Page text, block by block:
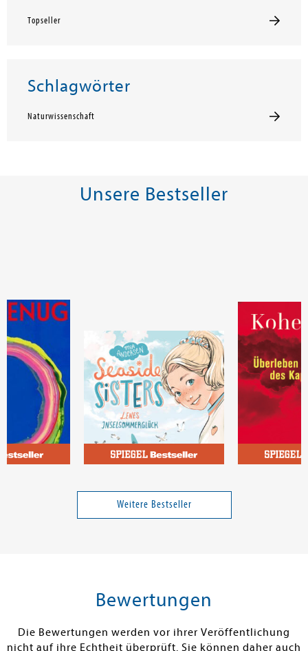
Topseller
Schlagwörter
Naturwissenschaft
Unsere Bestseller
Seaside Sisters 1: Lenes
Inselsommerglück
Warenkorb
Weitere Bestseller
Bewertungen
Die Bewertungen werden vor ihrer Veröffentlichung
nicht auf ihre Echtheit überprüft. Sie können daher auch